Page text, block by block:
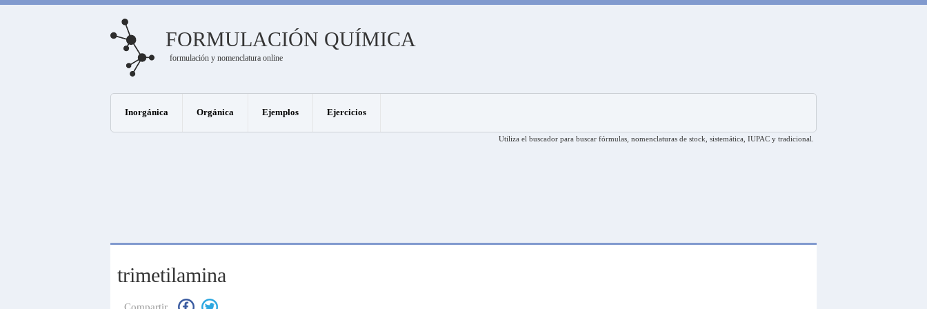
FORMULACIÓN QUÍMICA
formulación y nomenclatura online
Inorgánica Orgánica Ejemplos Ejercicios
Utiliza el buscador para buscar fórmulas, nomenclaturas de stock, sistemática, IUPAC y tradicional.
trimetilamina